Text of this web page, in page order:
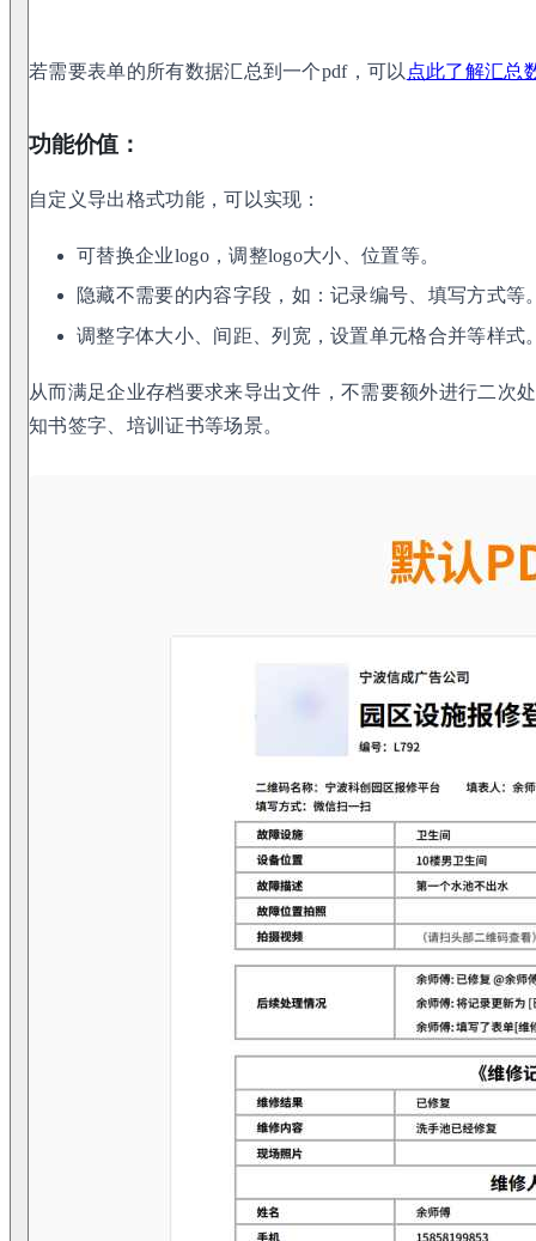
若需要表单的所有数据汇总到一个pdf，可以 点此了解汇总
功能价值：
自定义导出格式功能，可以实现：
可替换企业logo，调整logo大小、位置等。
隐藏不需要的内容字段，如：记录编号、填写方式等
调整字体大小、间距、列宽，设置单元格合并等样式
从而满足企业存档要求来导出文件，不需要额外进行二次
知书签字、培训证书等场景。